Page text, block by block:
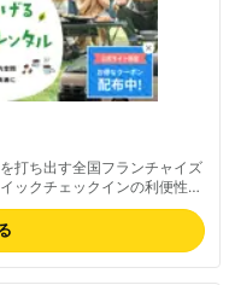
打ち出す全国フランチャイズ
ックチェックインの利便性が
道など観光地での格安水準が
ださい。対応エリアは全国都
の店舗網が充実しています。
ばらつきの指摘もあり、利用